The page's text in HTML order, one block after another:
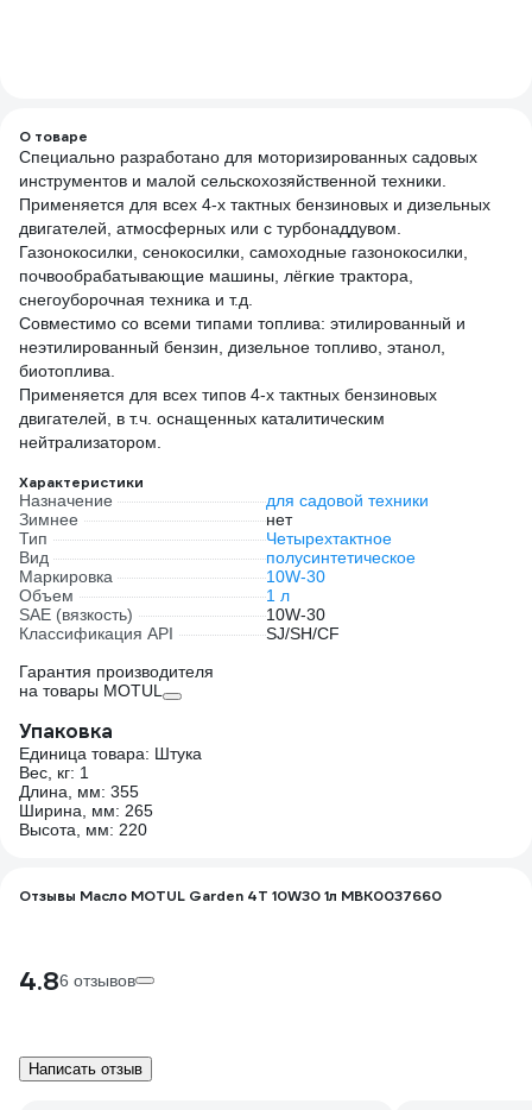
О товаре
Специально разработано для моторизированных садовых
инструментов и малой сельскохозяйственной техники.
Применяется для всех 4-х тактных бензиновых и дизельных
двигателей, атмосферных или с турбонаддувом.
Газонокосилки, сенокосилки, самоходные газонокосилки,
почвообрабатывающие машины, лёгкие трактора,
снегоуборочная техника и т.д.
Совместимо со всеми типами топлива: этилированный и
неэтилированный бензин, дизельное топливо, этанол,
биотоплива.
Применяется для всех типов 4-х тактных бензиновых
двигателей, в т.ч. оснащенных каталитическим
нейтрализатором.
Характеристики
Назначение
для садовой техники
Зимнее
нет
Тип
Четырехтактное
Вид
полусинтетическое
Маркировка
10W-30
Объем
1 л
SAE (вязкость)
10W-30
Классификация API
SJ/SH/CF
Гарантия производителя
на товары MOTUL
Упаковка
Единица товара: Штука
Вес, кг: 1
Длина, мм: 355
Ширина, мм: 265
Высота, мм: 220
Отзывы Масло MOTUL Garden 4T 10W30 1л MBK0037660
4.86 отзывов
Написать отзыв